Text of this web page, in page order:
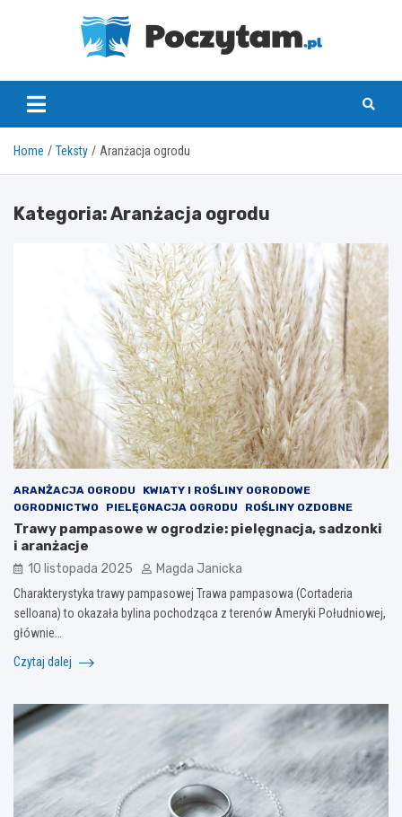
poczytam.pl
Home Teksty Aranżacja ogrodu
Kategoria:Aranżacja ogrodu
ARANŻACJA OGRODU
KWIATY I ROŚLINY OGRODOWE
OGRODNICTWO
PIELĘGNACJA OGRODU ROŚLINY OZDOBNE
Trawy pampasowe w ogrodzie: pielęgnacja, sadzonki
i aranżacje
10 listopada 2025 Magda Janicka
Charakterystyka trawy pampasowej Trawa pampasowa (Cortaderia
selloana) to okazała bylina pochodząca z terenów Ameryki Południowej,
głównie…
Czytaj dalej